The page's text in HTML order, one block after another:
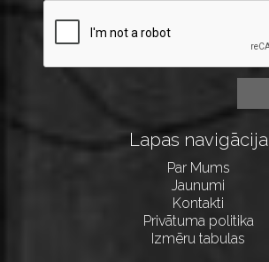
Lapas navigācija
Par Mums
Jaunumi
Kontakti
Privātuma politika
Izmēru tabulas